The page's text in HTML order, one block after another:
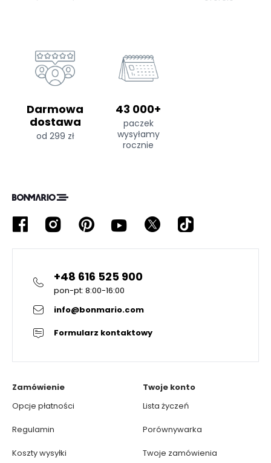
Darmowa
dostawa
od 299 zł
43 000+
paczek
wysyłamy
rocznie
+48 616 525 900
pon-pt: 8:00-16:00
info@bonmario.com
Formularz kontaktowy
Zamówienie
Opcje płatności
Regulamin
Koszty wysyłki
Twoje konto
Lista życzeń
Porównywarka
Twoje zamówienia